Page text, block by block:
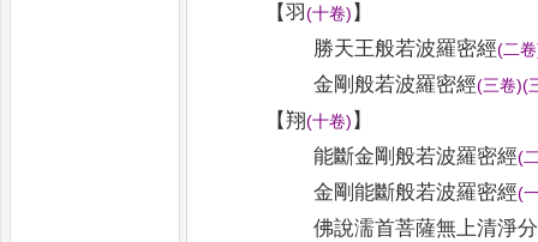
【羽(十卷) 】
勝天王般若波羅密經(二卷
金剛般若波羅密經(三卷)(
【翔(十卷) 】
能斷金剛般若波羅密經(
金剛能斷般若波羅密經(
佛說濡首菩薩無上清淨